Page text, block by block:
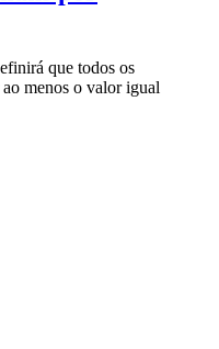
que todos os
menos o valor igual